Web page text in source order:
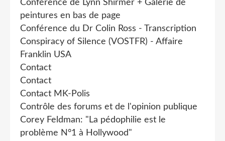
Conférence de Lynn Shirmer + Galerie de
peintures en bas de page
Conférence du Dr Colin Ross - Transcription
Conspiracy of Silence (VOSTFR) - Affaire
Franklin USA
Contact
Contact
Contact MK-Polis
Contrôle des forums et de l'opinion publique
Corey Feldman: "La pédophilie est le
problème N°1 à Hollywood"